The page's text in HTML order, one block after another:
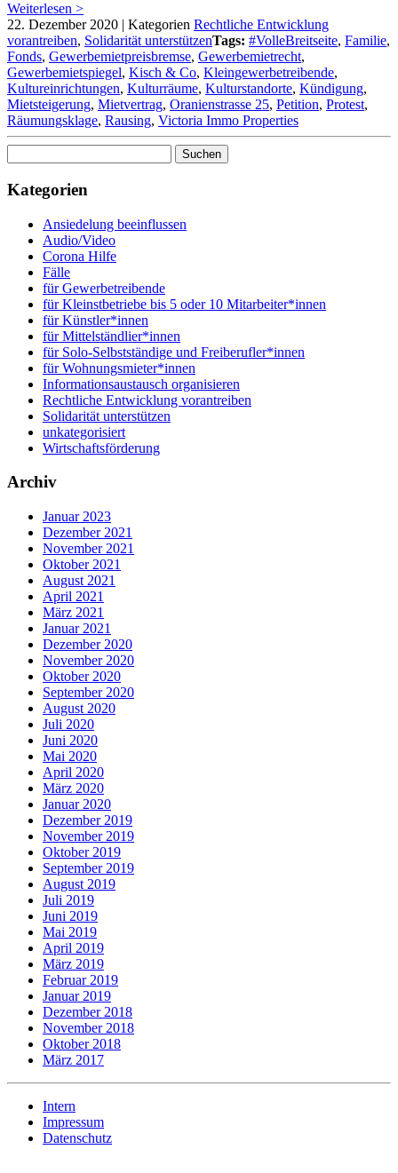
Weiterlesen >
22. Dezember 2020 | Kategorien Rechtliche Entwicklung
vorantreiben, Solidarität unterstützenTags: #VolleBreitseite, Familie,
Fonds, Gewerbemietpreisbremse, Gewerbemietrecht,
Gewerbemietspiegel, Kisch & Co, Kleingewerbetreibende,
Kultureinrichtungen, Kulturräume, Kulturstandorte, Kündigung,
Mietsteigerung, Mietvertrag, Oranienstrasse 25, Petition, Protest,
Räumungsklage, Rausing, Victoria Immo Properties
nach:
Kategorien
Ansiedelung beeinflussen
Audio/Video
Corona Hilfe
Fälle
für Gewerbetreibende
für Kleinstbetriebe bis 5 oder 10 Mitarbeiter*innen
für Künstler*innen
für Mittelständlier*innen
für Solo-Selbstständige und Freiberufler*innen
für Wohnungsmieter*innen
Informationsaustausch organisieren
Rechtliche Entwicklung vorantreiben
Solidarität unterstützen
unkategorisiert
Wirtschaftsförderung
Archiv
Januar 2023
Dezember 2021
November 2021
Oktober 2021
August 2021
April 2021
März 2021
Januar 2021
Dezember 2020
November 2020
Oktober 2020
September 2020
August 2020
Juli 2020
Juni 2020
Mai 2020
April 2020
März 2020
Januar 2020
Dezember 2019
November 2019
Oktober 2019
September 2019
August 2019
Juli 2019
Juni 2019
Mai 2019
April 2019
März 2019
Februar 2019
Januar 2019
Dezember 2018
November 2018
Oktober 2018
März 2017
Intern
Impressum
Datenschutz